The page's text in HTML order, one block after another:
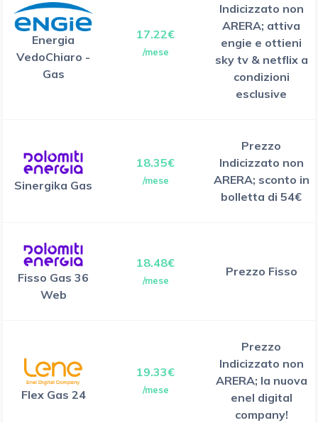
Energia
VedoChiaro -
Gas
17.22€
/mese
Indicizzato non
ARERA; attiva
engie e ottieni
sky tv & netflix a
condizioni
esclusive
Sinergika Gas
18.35€
/mese
Prezzo
Indicizzato non
ARERA; sconto in
bolletta di 54€
Fisso Gas 36
Web
18.48€
/mese
Prezzo Fisso
Flex Gas 24
19.33€
/mese
Prezzo
Indicizzato non
ARERA; la nuova
enel digital
company!